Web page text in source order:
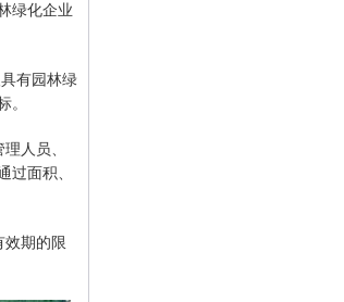
绿化企业
有园林绿
。
人员、
过面积、
效期的限